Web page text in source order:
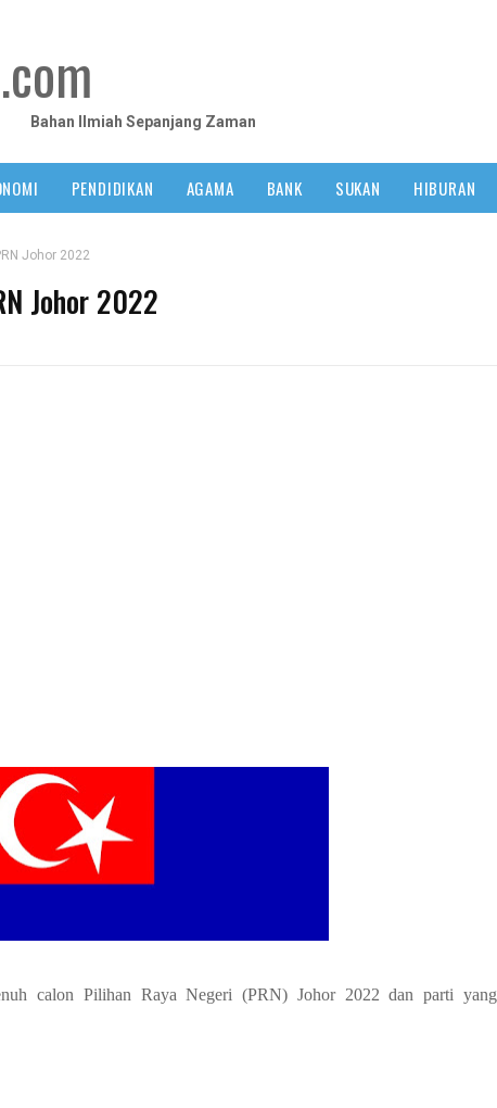
Bahan Ilmiah Sepanjang Zaman
PENDIDIKAN AGAMA BANK SUKAN HIBURAN
Johor 2022
Johor 2022
calon Pilihan Raya Negeri (PRN) Johor 2022 dan parti yang